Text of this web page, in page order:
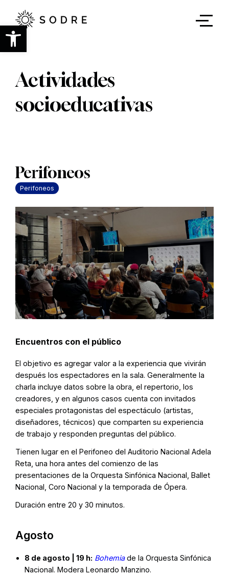
Abrir barra de herramientas
contenido
principal
Actividades
socioeducativas
Perifoneos
Perifoneos
Encuentros con el público
El objetivo es agregar valor a la experiencia que vivirán
después los espectadores en la sala. Generalmente la
charla incluye datos sobre la obra, el repertorio, los
creadores, y en algunos casos cuenta con invitados
especiales protagonistas del espectáculo (artistas,
diseñadores, técnicos) que comparten su experiencia
de trabajo y responden preguntas del público.
Tienen lugar en el Perifoneo del Auditorio Nacional Adela
Reta, una hora antes del comienzo de las
presentaciones de la Orquesta Sinfónica Nacional, Ballet
Nacional, Coro Nacional y la temporada de Ópera.
Duración entre 20 y 30 minutos.
Agosto
8 de agosto | 19 h: Bohemiade la Orquesta Sinfónica
Nacional. Modera Leonardo Manzino.